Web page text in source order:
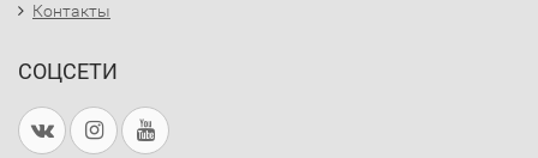
Контакты
СОЦСЕТИ